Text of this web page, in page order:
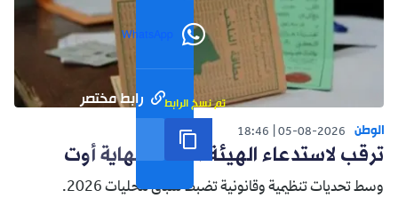
WhatsApp
رابط مختصر تم نسخ الرابط
الوطن 05-08-2026
18:46
ترقب لاستدعاء الهيئة الناخبة نهاية أوت
وسط تحديات تنظيمية وقانونية تضبط سباق محليات 2026.